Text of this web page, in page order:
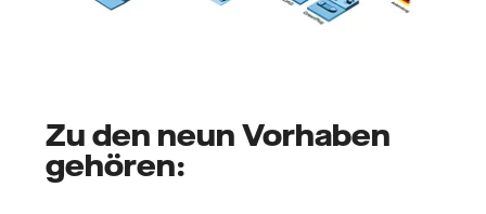
Zu den neun Vorhaben
gehören: